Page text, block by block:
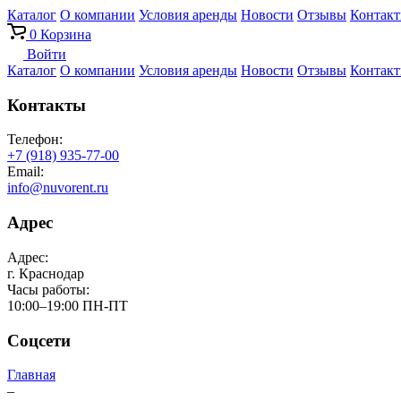
Каталог О компании Условия аренды Новости Отзывы
0 Корзина
Войти
Каталог О компании Условия аренды Новости Отзывы
Контакты
Телефон:
+7 (918) 935-77-00
Email:
info@nuvorent.ru
Адрес
Адрес:
г. Краснодар
Часы работы:
10:00–19:00 ПН-ПТ
Соцсети
Главная
–